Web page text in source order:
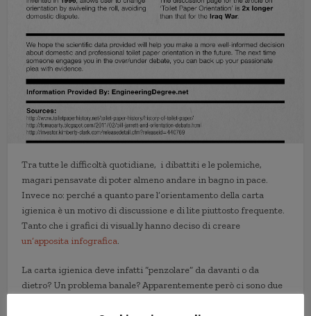
Tra tutte le difficoltà quotidiane, i dibattiti e le polemiche,
magari pensavate di poter almeno andare in bagno in pace.
Invece no: perché a quanto pare l’orientamento della carta
igienica è un motivo di discussione e di lite piuttosto frequente.
Tanto che i grafici di visual.ly hanno deciso di creare
un’apposita infografica.
La carta igienica deve infatti “penzolare” da davanti o da
dietro? Un problema banale? Apparentemente però ci sono due